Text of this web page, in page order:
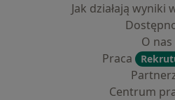
Jak działają wyniki
O nas
Praca
Centrum